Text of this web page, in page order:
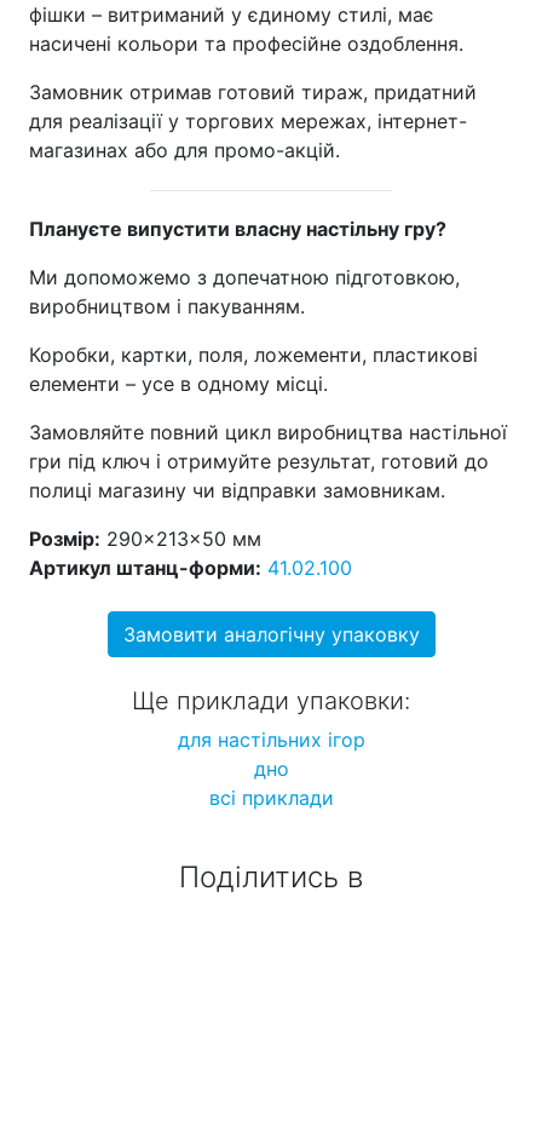
фішки – витриманий у єдиному стилі, має
насичені кольори та професійне оздоблення.
Замовник отримав готовий тираж, придатний
для реалізації у торгових мережах, інтернет-
магазинах або для промо-акцій.
Плануєте випустити власну настільну гру?
Ми допоможемо з допечатною підготовкою,
виробництвом і пакуванням.
Коробки, картки, поля, ложементи, пластикові
елементи – усе в одному місці.
Замовляйте повний цикл виробництва настільної
гри під ключ і отримуйте результат, готовий до
полиці магазину чи відправки замовникам.
Розмір: 290×213×50 мм
Артикул штанц-форми: 41.02.100
Замовити аналогічну упаковку
Ще приклади упаковки:
для настільних ігор
дно
всі приклади
Поділитись в